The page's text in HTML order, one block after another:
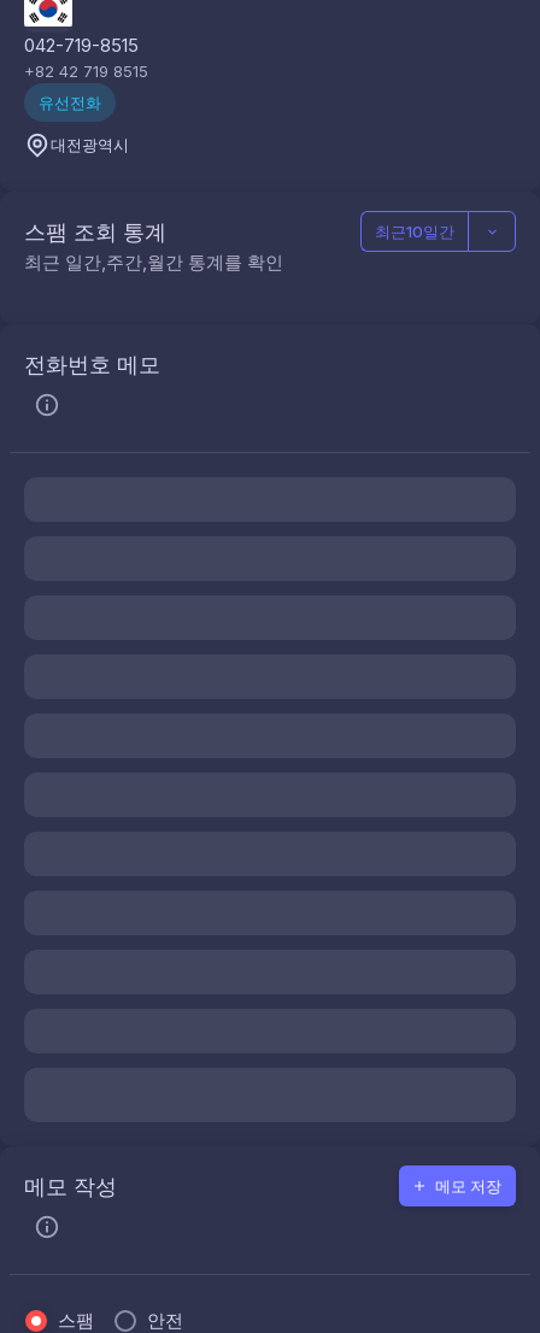
042-719-8515
+82 42 719 8515
유선전화
대전광역시
스팸 조회 통계
최근 일간,주간,월간 통계를 확인
최근10일간
전화번호 메모
메모 작성 메모 저장
스팸 안전